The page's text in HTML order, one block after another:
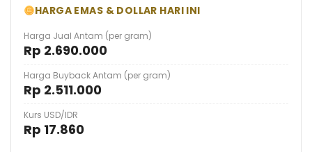
HARGA EMAS & DOLLAR HARI INI
Harga Jual Antam (per gram)
Rp 2.690.000
Harga Buyback Antam (per gram)
Rp 2.511.000
Kurs USD/IDR
Rp 17.860